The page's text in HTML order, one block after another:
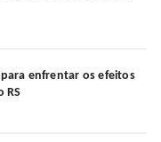
enfrentar os efeitos
RS